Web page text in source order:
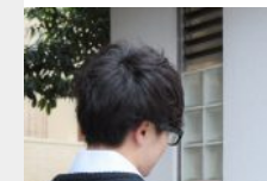
Update:
Category:公園のマッチョ その他